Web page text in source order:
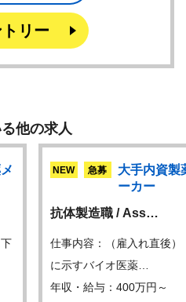
リー
他の求人
NEW 急募
大手内資製
ーカー
抗体製造職 / Ass…
仕事内容：（雇入れ直後）
に示すバイオ医薬…
年収・給与：400万円～